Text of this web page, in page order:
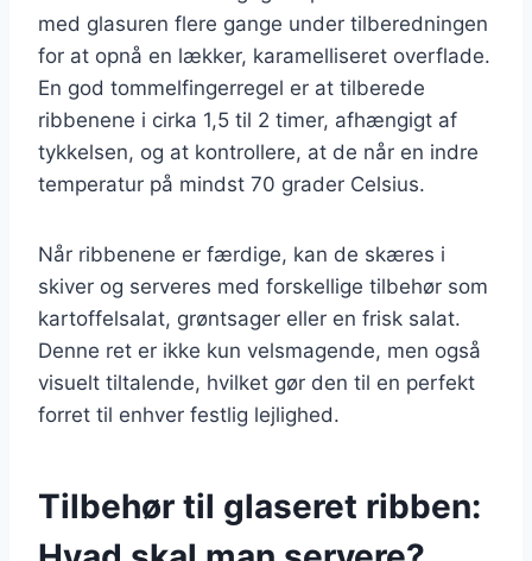
med glasuren flere gange under tilberedningen
for at opnå en lækker, karamelliseret overflade.
En god tommelfingerregel er at tilberede
ribbenene i cirka 1,5 til 2 timer, afhængigt af
tykkelsen, og at kontrollere, at de når en indre
temperatur på mindst 70 grader Celsius.
Når ribbenene er færdige, kan de skæres i
skiver og serveres med forskellige tilbehør som
kartoffelsalat, grøntsager eller en frisk salat.
Denne ret er ikke kun velsmagende, men også
visuelt tiltalende, hvilket gør den til en perfekt
forret til enhver festlig lejlighed.
Tilbehør til glaseret ribben: